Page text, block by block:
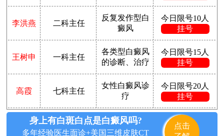
李洪燕 二科主任
反复发作型白
癜风
今日限号10人
挂号
王树申 一科主任
各类型白癜风
的诊断、治疗
今日限号15人
挂号
高霞 七科主任
女性白癜风诊
疗
今日限号20人
挂号
身上有白斑白点是白癜风吗?
多年经验医生面诊+美国三维皮肤CT
点击